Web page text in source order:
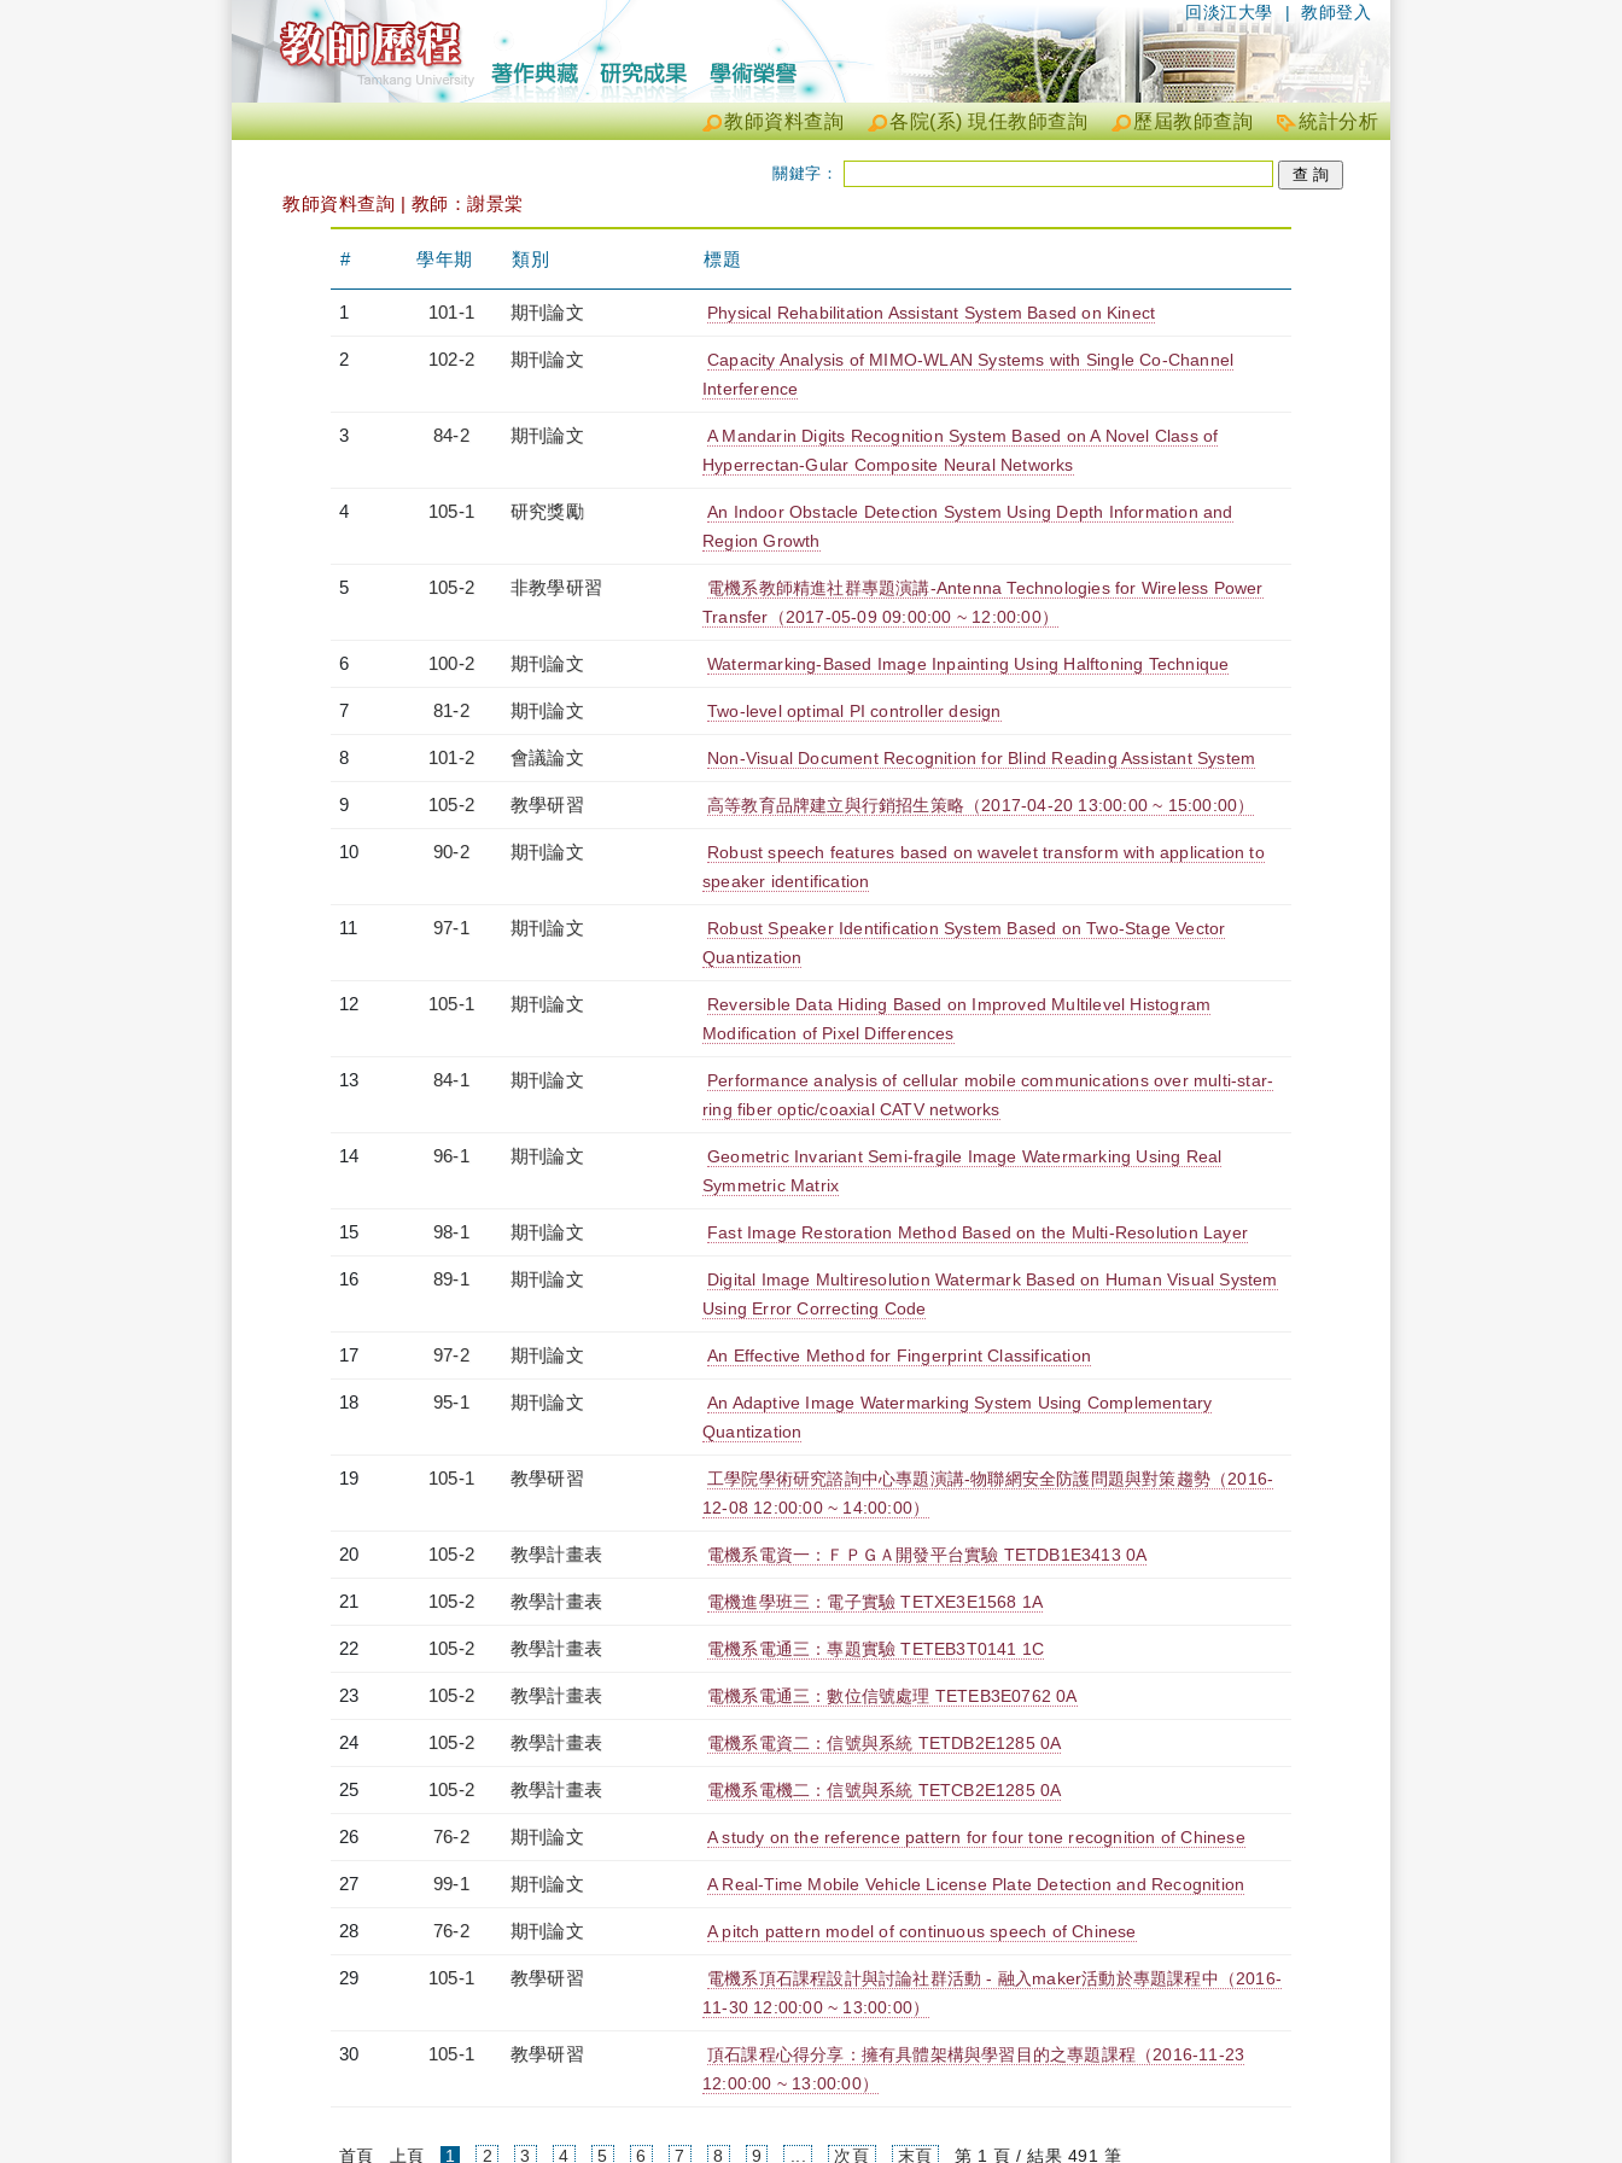
| 教師登入
回淡江大學
統計分析
歷屆教師查詢
各院(系) 現任教師查詢
教師資料查詢
關鍵字：
教師資料查詢 | 教師：謝景棠
# 學年期 類別 標題
1 101-1 期刊論文 Physical Rehabilitation Assistant System Based on Kinect
2 102-2 期刊論文
Capacity Analysis of MIMO-WLAN Systems with Single Co-Channel
Interference
3 84-2 期刊論文
A Mandarin Digits Recognition System Based on A Novel Class of
Hyperrectan-Gular Composite Neural Networks
4 105-1 研究獎勵
An Indoor Obstacle Detection System Using Depth Information and
Region Growth
5 105-2 非教學研習
電機系教師精進社群專題演講-Antenna Technologies for Wireless Power
Transfer（2017-05-09 09:00:00 ~ 12:00:00）
6 100-2 期刊論文 Watermarking-Based Image Inpainting Using Halftoning Technique
7 81-2 期刊論文 Two-level optimal PI controller design
8 101-2 會議論文 Non-Visual Document Recognition for Blind Reading Assistant System
9 105-2 教學研習 高等教育品牌建立與行銷招生策略（2017-04-20 13:00:00 ~ 15:00:00）
10 90-2 期刊論文
Robust speech features based on wavelet transform with application to
speaker identification
11 97-1 期刊論文
Robust Speaker Identification System Based on Two-Stage Vector
Quantization
12 105-1 期刊論文
Reversible Data Hiding Based on Improved Multilevel Histogram
Modification of Pixel Differences
13 84-1 期刊論文
Performance analysis of cellular mobile communications over multi-star-
ring fiber optic/coaxial CATV networks
14 96-1 期刊論文
Geometric Invariant Semi-fragile Image Watermarking Using Real
Symmetric Matrix
15 98-1 期刊論文 Fast Image Restoration Method Based on the Multi-Resolution Layer
16 89-1 期刊論文
Digital Image Multiresolution Watermark Based on Human Visual System
Using Error Correcting Code
17 97-2 期刊論文 An Effective Method for Fingerprint Classification
18 95-1 期刊論文
An Adaptive Image Watermarking System Using Complementary
Quantization
19 105-1 教學研習
工學院學術研究諮詢中心專題演講-物聯網安全防護問題與對策趨勢（2016-
12-08 12:00:00 ~ 14:00:00）
20 105-2 教學計畫表 電機系電資一：ＦＰＧＡ開發平台實驗 TETDB1E3413 0A
21 105-2 教學計畫表 電機進學班三：電子實驗 TETXE3E1568 1A
22 105-2 教學計畫表 電機系電通三：專題實驗 TETEB3T0141 1C
23 105-2 教學計畫表 電機系電通三：數位信號處理 TETEB3E0762 0A
24 105-2 教學計畫表 電機系電資二：信號與系統 TETDB2E1285 0A
25 105-2 教學計畫表 電機系電機二：信號與系統 TETCB2E1285 0A
26 76-2 期刊論文 A study on the reference pattern for four tone recognition of Chinese
27 99-1 期刊論文 A Real-Time Mobile Vehicle License Plate Detection and Recognition
28 76-2 期刊論文 A pitch pattern model of continuous speech of Chinese
29 105-1 教學研習
電機系頂石課程設計與討論社群活動 - 融入maker活動於專題課程中（2016-
11-30 12:00:00 ~ 13:00:00）
30 105-1 教學研習
頂石課程心得分享：擁有具體架構與學習目的之專題課程（2016-11-23
12:00:00 ~ 13:00:00）
首頁 上頁 1 (current)
2 3 4 5 6 7 8 9 次頁 末頁 第 1 頁 / 結果 491 筆